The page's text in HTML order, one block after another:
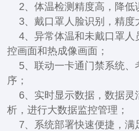
2、体温检测精度高，降低
3、戴口罩人脸识别，精度
4、异常体温和未戴口罩人
控画面和热成像画面；
5、联动一卡通门禁系统、
序；
6、实时显示数据，数据灵
析，进行大数据监控管理；
7、系统部署快速便捷，满